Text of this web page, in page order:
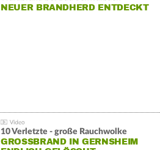
NEUER BRANDHERD ENTDECKT
10 Verletzte - große Rauchwolke
GROSSBRAND IN GERNSHEIM E